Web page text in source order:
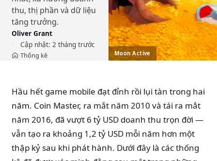
thu, thị phần và dữ liệu
tăng trưởng.
Oliver Grant
Cập nhật: 2 tháng trước
Trang chủ
›Thống kê Moon Active
Hầu hết game mobile đạt đỉnh rồi lụi tàn trong hai
năm. Coin Master, ra mắt năm 2010 và tái ra mắt
năm 2016, đã vượt 6 tỷ USD doanh thu trọn đời —
vẫn tạo ra khoảng 1,2 tỷ USD mỗi năm hơn một
thập kỷ sau khi phát hành. Dưới đây là các thống